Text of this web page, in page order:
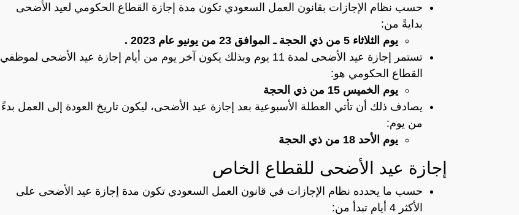
حسب نظام الإجازات بقانون العمل السعودي تكون مدة إجازة القطاع الحكومي لعيد الأضحى
بدايةً من:
يوم الثلاثاء 5 من ذي الحجة ـ الموافق 23 من يونيو عام 2023 .
تستمر إجازة عيد الأضحى لمدة 11 يوم وبذلك يكون آخر يوم من أيام إجازة عيد الأضحى لموظفي
القطاع الحكومي هو:
يوم الخميس 15 من ذي الحجة
يصادف ذلك أن تأتي العطلة الأسبوعية بعد إجازة عيد الأضحى، ليكون تاريخ العودة إلى العمل بدءً
من يوم:
يوم الأحد 18 من ذي الحجة
إجازة عيد الأضحى للقطاع الخاص
حسب ما يحدده نظام الإجازات في قانون العمل السعودي تكون مدة إجازة عيد الأضحى على
الأكثر 4 أيام تبدأ من: